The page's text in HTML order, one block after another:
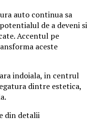
auto continua sa
de a deveni si
Accentul pe
aceste
indoiala, in centrul
dintre estetica,
din detalii